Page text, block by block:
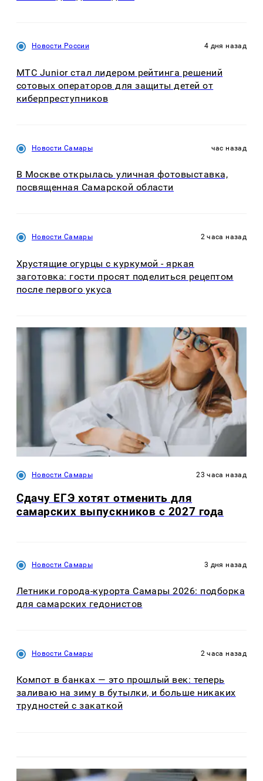
Новости России 4 дня назад
МТС Junior стал лидером рейтинга решений
сотовых операторов для защиты детей от
киберпреступников
Новости Самары час назад
В Москве открылась уличная фотовыставка,
посвященная Самарской области
Новости Самары 2 часа назад
Хрустящие огурцы с куркумой - яркая
заготовка: гости просят поделиться рецептом
после первого укуса
Новости Самары 23 часа назад
Сдачу ЕГЭ хотят отменить для
самарских выпускников с 2027 года
Новости Самары 3 дня назад
Летники города-курорта Самары 2026: подборка
для самарских гедонистов
Новости Самары 2 часа назад
Компот в банках — это прошлый век: теперь
заливаю на зиму в бутылки, и больше никаких
трудностей с закаткой